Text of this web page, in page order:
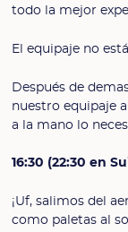
todo la mejor
El equipaje no
Después de
nuestro equipaje
a la mano lo
16:30 (22:30 en
¡Uf, salimos del
como paletas al sol.